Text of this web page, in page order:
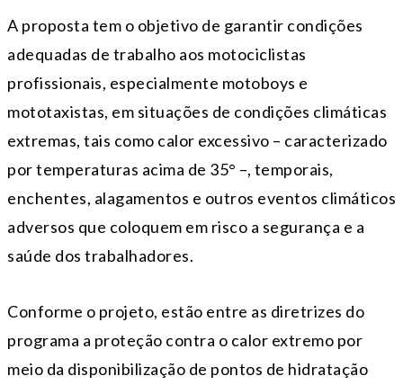
A proposta tem o objetivo de garantir condições
adequadas de trabalho aos motociclistas
profissionais, especialmente motoboys e
mototaxistas, em situações de condições climáticas
extremas, tais como calor excessivo – caracterizado
por temperaturas acima de 35° –, temporais,
enchentes, alagamentos e outros eventos climáticos
adversos que coloquem em risco a segurança e a
saúde dos trabalhadores.
Conforme o projeto, estão entre as diretrizes do
programa a proteção contra o calor extremo por
meio da disponibilização de pontos de hidratação